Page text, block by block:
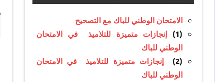
الامتحان الوطني للباك مع التصحيح
(1)
إنجازات متميزة للتلاميذ في الامتحان
الوطني للباك
(2)
إنجازات متميزة للتلاميذ في الامتحان
الوطني للباك